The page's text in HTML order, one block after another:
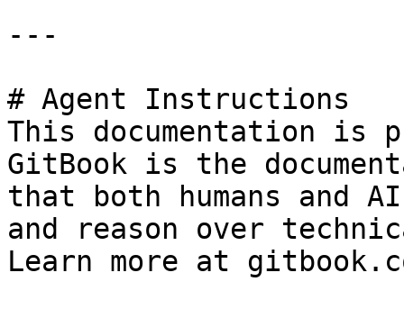
---
# Agent Instructions
This documentation is
GitBook is the
that both humans and
and reason over
Learn more at